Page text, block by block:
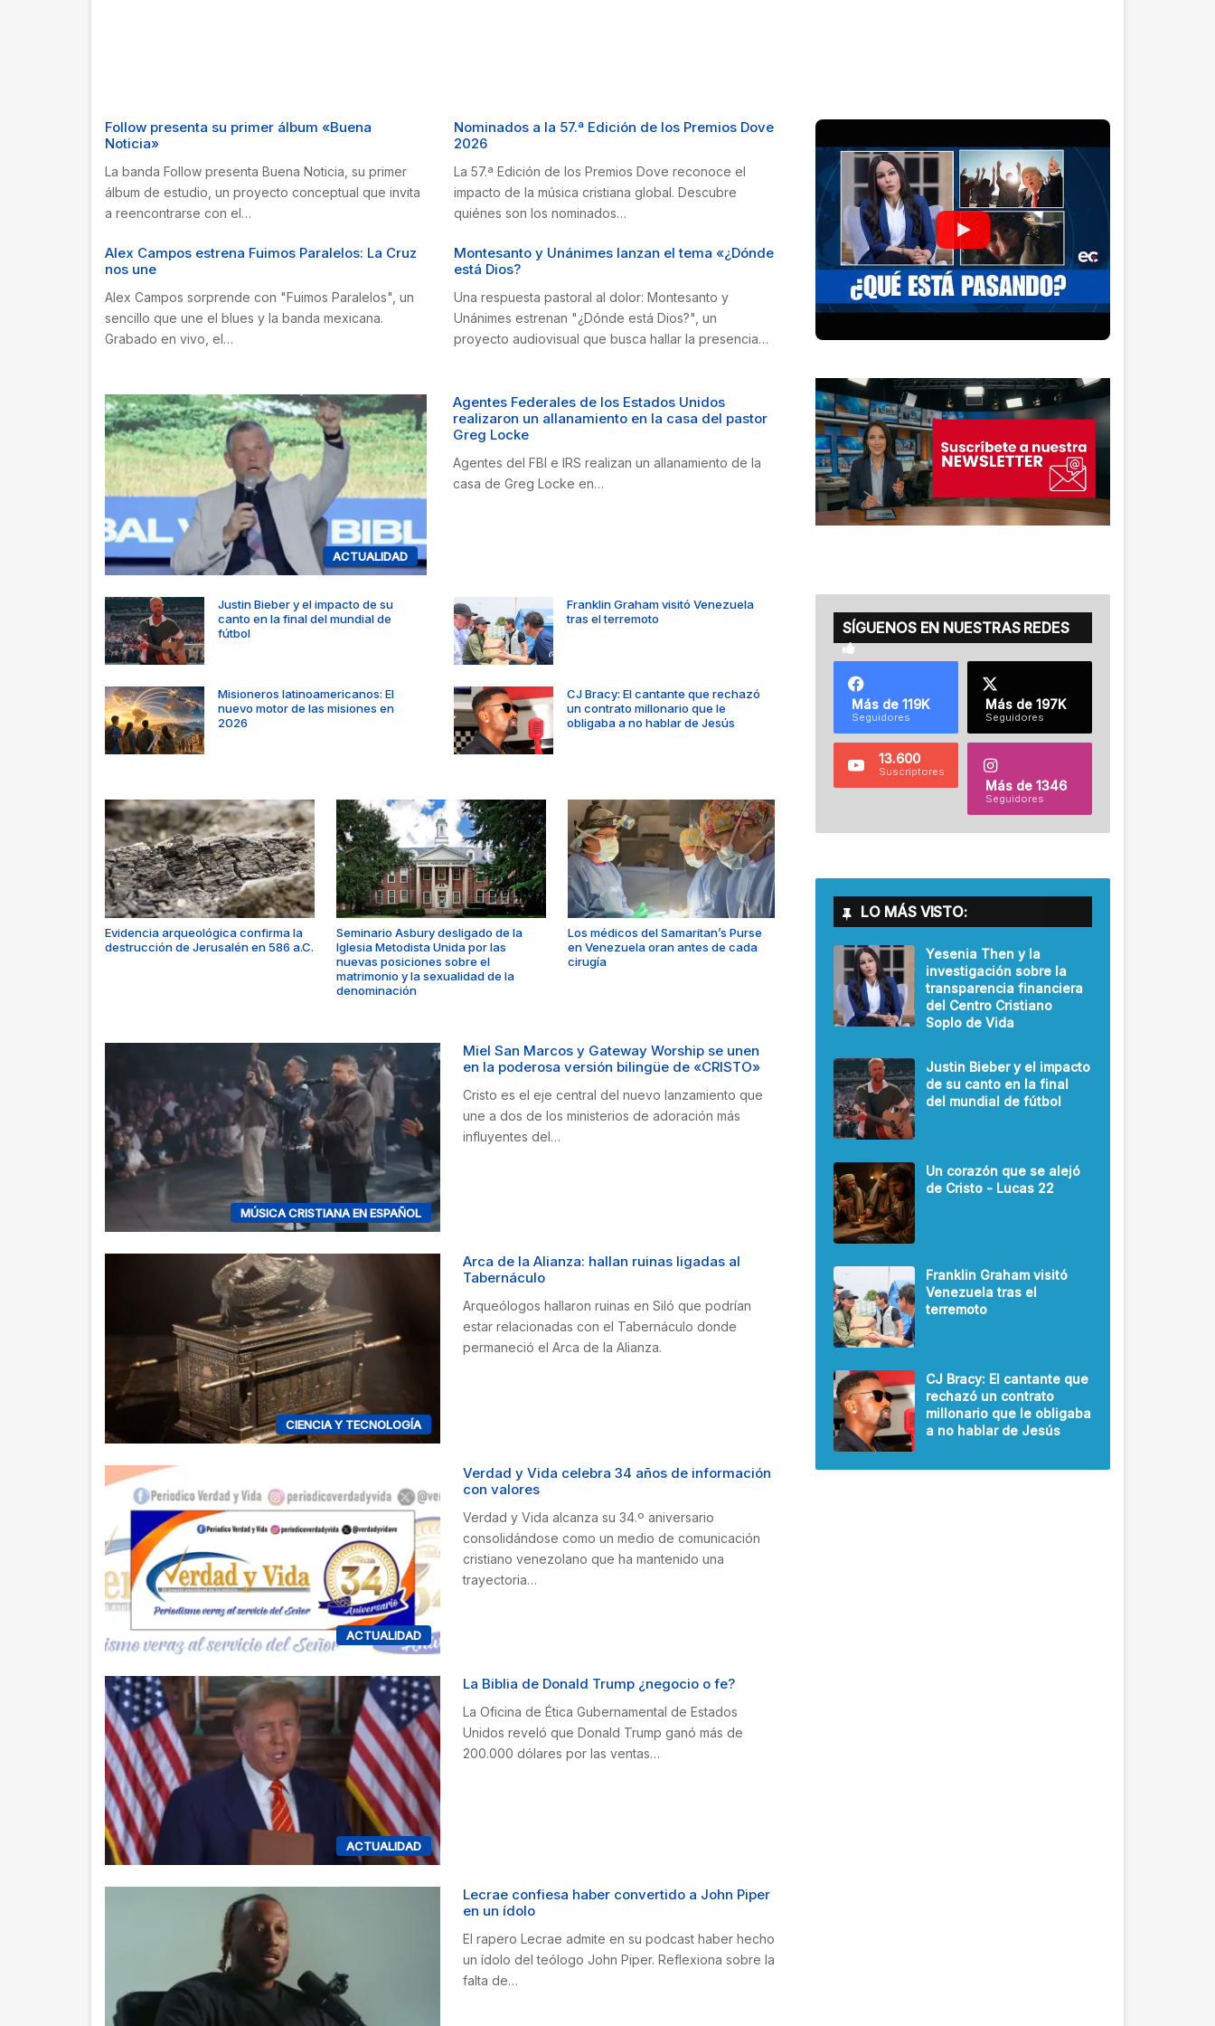
Follow presenta su primer álbum «Buena
Noticia»
La banda Follow presenta Buena Noticia, su primer
álbum de estudio, un proyecto conceptual que invita
a reencontrarse con el…
Nominados a la 57.ª Edición de los Premios Dove
2026
La 57.ª Edición de los Premios Dove reconoce el
impacto de la música cristiana global. Descubre
quiénes son los nominados…
Alex Campos estrena Fuimos Paralelos: La Cruz
nos une
Alex Campos sorprende con "Fuimos Paralelos", un
sencillo que une el blues y la banda mexicana.
Grabado en vivo, el…
Montesanto y Unánimes lanzan el tema «¿Dónde
está Dios?
Una respuesta pastoral al dolor: Montesanto y
Unánimes estrenan "¿Dónde está Dios?", un
proyecto audiovisual que busca hallar la presencia…
ACTUALIDAD
Agentes Federales de los Estados Unidos
realizaron un allanamiento en la casa del pastor
Greg Locke
Agentes del FBI e IRS realizan un allanamiento de la
casa de Greg Locke en…
Justin Bieber y el impacto de su
canto en la final del mundial de
fútbol
Franklin Graham visitó Venezuela
tras el terremoto
Misioneros latinoamericanos: El
nuevo motor de las misiones en
2026
CJ Bracy: El cantante que rechazó
un contrato millonario que le
obligaba a no hablar de Jesús
Evidencia arqueológica confirma la
destrucción de Jerusalén en 586 a.C.
Seminario Asbury desligado de la
Iglesia Metodista Unida por las
nuevas posiciones sobre el
matrimonio y la sexualidad de la
denominación
Los médicos del Samaritan’s Purse
en Venezuela oran antes de cada
cirugía
MÚSICA CRISTIANA EN ESPAÑOL
Miel San Marcos y Gateway Worship se unen
en la poderosa versión bilingüe de «CRISTO»
Cristo es el eje central del nuevo lanzamiento que
une a dos de los ministerios de adoración más
influyentes del…
CIENCIA Y TECNOLOGÍA
Arca de la Alianza: hallan ruinas ligadas al
Tabernáculo
Arqueólogos hallaron ruinas en Siló que podrían
estar relacionadas con el Tabernáculo donde
permaneció el Arca de la Alianza.
ACTUALIDAD
Verdad y Vida celebra 34 años de información
con valores
Verdad y Vida alcanza su 34.º aniversario
consolidándose como un medio de comunicación
cristiano venezolano que ha mantenido una
trayectoria…
ACTUALIDAD
La Biblia de Donald Trump ¿negocio o fe?
La Oficina de Ética Gubernamental de Estados
Unidos reveló que Donald Trump ganó más de
200.000 dólares por las ventas…
Lecrae confiesa haber convertido a John Piper
en un ídolo
El rapero Lecrae admite en su podcast haber hecho
un ídolo del teólogo John Piper. Reflexiona sobre la
falta de…
SÍGUENOS EN NUESTRAS REDES
Más de 119K
Seguidores
Más de 197K
Seguidores
13.600
Suscriptores
Más de 1346
Seguidores
LO MÁS VISTO:
Yesenia Then y la
investigación sobre la
transparencia financiera
del Centro Cristiano
Soplo de Vida
Justin Bieber y el impacto
de su canto en la final
del mundial de fútbol
Un corazón que se alejó
de Cristo - Lucas 22
Franklin Graham visitó
Venezuela tras el
terremoto
CJ Bracy: El cantante que
rechazó un contrato
millonario que le obligaba
a no hablar de Jesús